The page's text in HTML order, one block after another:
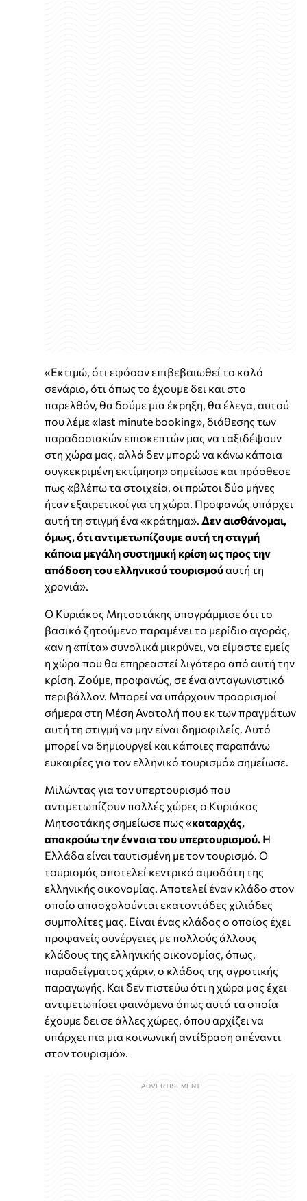
«Εκτιμώ, ότι εφόσον επιβεβαιωθεί το καλό
σενάριο, ότι όπως το έχουμε δει και στο
παρελθόν, θα δούμε μια έκρηξη, θα έλεγα, αυτού
που λέμε «last minute booking», διάθεσης των
παραδοσιακών επισκεπτών μας να ταξιδέψουν
στη χώρα μας, αλλά δεν μπορώ να κάνω κάποια
συγκεκριμένη εκτίμηση» σημείωσε και πρόσθεσε
πως «βλέπω τα στοιχεία, οι πρώτοι δύο μήνες
ήταν εξαιρετικοί για τη χώρα. Προφανώς υπάρχει
αυτή τη στιγμή ένα «κράτημα». Δεν αισθάνομαι,
όμως, ότι αντιμετωπίζουμε αυτή τη στιγμή
κάποια μεγάλη συστημική κρίση ως προς την
απόδοση του ελληνικού τουρισμούαυτή τη
χρονιά».
Ο Κυριάκος Μητσοτάκης υπογράμμισε ότι το
βασικό ζητούμενο παραμένει το μερίδιο αγοράς,
«αν η «πίτα» συνολικά μικρύνει, να είμαστε εμείς
η χώρα που θα επηρεαστεί λιγότερο από αυτή την
κρίση. Ζούμε, προφανώς, σε ένα ανταγωνιστικό
περιβάλλον. Μπορεί να υπάρχουν προορισμοί
σήμερα στη Μέση Ανατολή που εκ των πραγμάτων
αυτή τη στιγμή να μην είναι δημοφιλείς. Αυτό
μπορεί να δημιουργεί και κάποιες παραπάνω
ευκαιρίες για τον ελληνικό τουρισμό» σημείωσε.
Μιλώντας για τον υπερτουρισμό που
αντιμετωπίζουν πολλές χώρες ο Κυριάκος
Μητσοτάκης σημείωσε πως «καταρχάς,
αποκρούω την έννοια του υπερτουρισμού. Η
Ελλάδα είναι ταυτισμένη με τον τουρισμό. Ο
τουρισμός αποτελεί κεντρικό αιμοδότη της
ελληνικής οικονομίας. Αποτελεί έναν κλάδο στον
οποίο απασχολούνται εκατοντάδες χιλιάδες
συμπολίτες μας. Είναι ένας κλάδος ο οποίος έχει
προφανείς συνέργειες με πολλούς άλλους
κλάδους της ελληνικής οικονομίας, όπως,
παραδείγματος χάριν, ο κλάδος της αγροτικής
παραγωγής. Και δεν πιστεύω ότι η χώρα μας έχει
αντιμετωπίσει φαινόμενα όπως αυτά τα οποία
έχουμε δει σε άλλες χώρες, όπου αρχίζει να
υπάρχει πια μια κοινωνική αντίδραση απέναντι
στον τουρισμό».